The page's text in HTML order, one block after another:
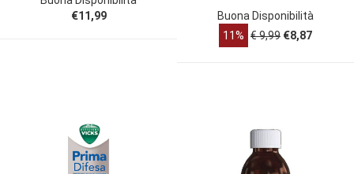
€11,99
Buona Disponibilità
11% € 9,99 €8,87